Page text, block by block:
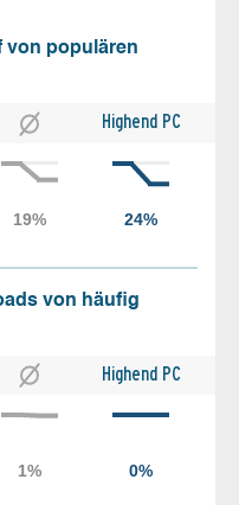
von populären
Highend PC
von häufig
Highend PC